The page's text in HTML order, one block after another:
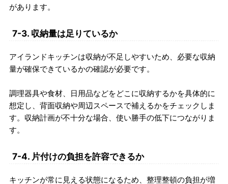
があります。
7-3. 収納量は足りているか
アイランドキッチンは収納が不足しやすいため、必要な収納
量が確保できているかの確認が必要です。
調理器具や食材、日用品などをどこに収納するかを具体的に
想定し、背面収納や周辺スペースで補えるかをチェックしま
す。収納計画が不十分な場合、使い勝手の低下につながりま
す。
7-4. 片付けの負担を許容できるか
キッチンが常に見える状態になるため、整理整頓の負担が増